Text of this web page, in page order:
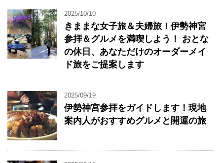
2025/10/10
きままな女子旅＆夫婦旅！伊勢神宮
参拝＆グルメを満喫しよう！ おとな
の休日、あなただけのオーダーメイ
ド旅をご提案します
2025/09/19
伊勢神宮参拝をガイドします！現地
案内人がおすすめグルメと開運の旅